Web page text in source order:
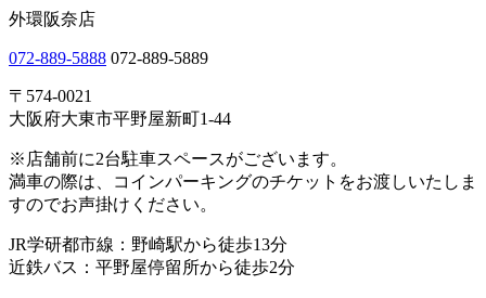
外環阪奈店
072-889-5888 072-889-5889
〒574-0021
大阪府大東市平野屋新町1-44
※店舗前に2台駐車スペースがございます。
満車の際は、コインパーキングのチケットをお渡しいたしま
すのでお声掛けください。
JR学研都市線：野崎駅から徒歩13分
近鉄バス：平野屋停留所から徒歩2分